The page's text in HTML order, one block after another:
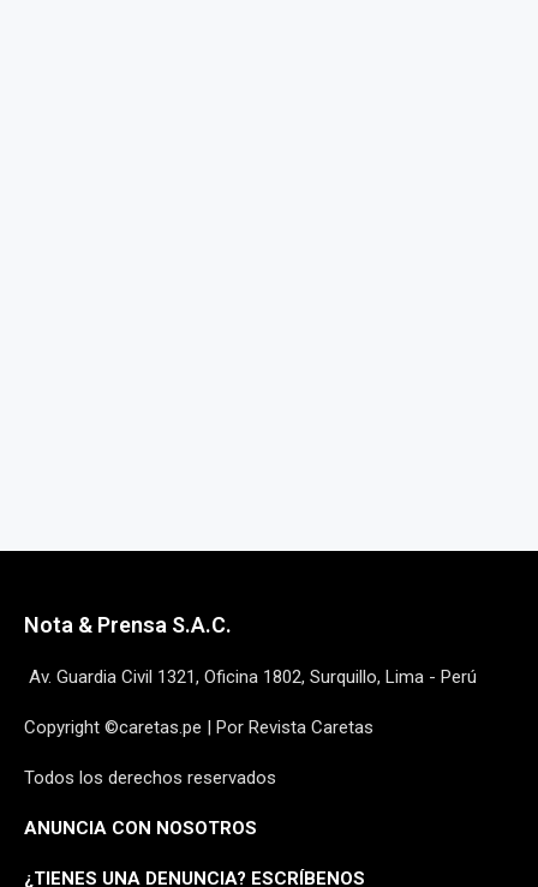
Nota & Prensa S.A.C.
Av. Guardia Civil 1321, Oficina 1802, Surquillo, Lima - Perú
Copyright ©caretas.pe | Por Revista Caretas
Todos los derechos reservados
ANUNCIA CON NOSOTROS
¿TIENES UNA DENUNCIA? ESCRÍBENOS